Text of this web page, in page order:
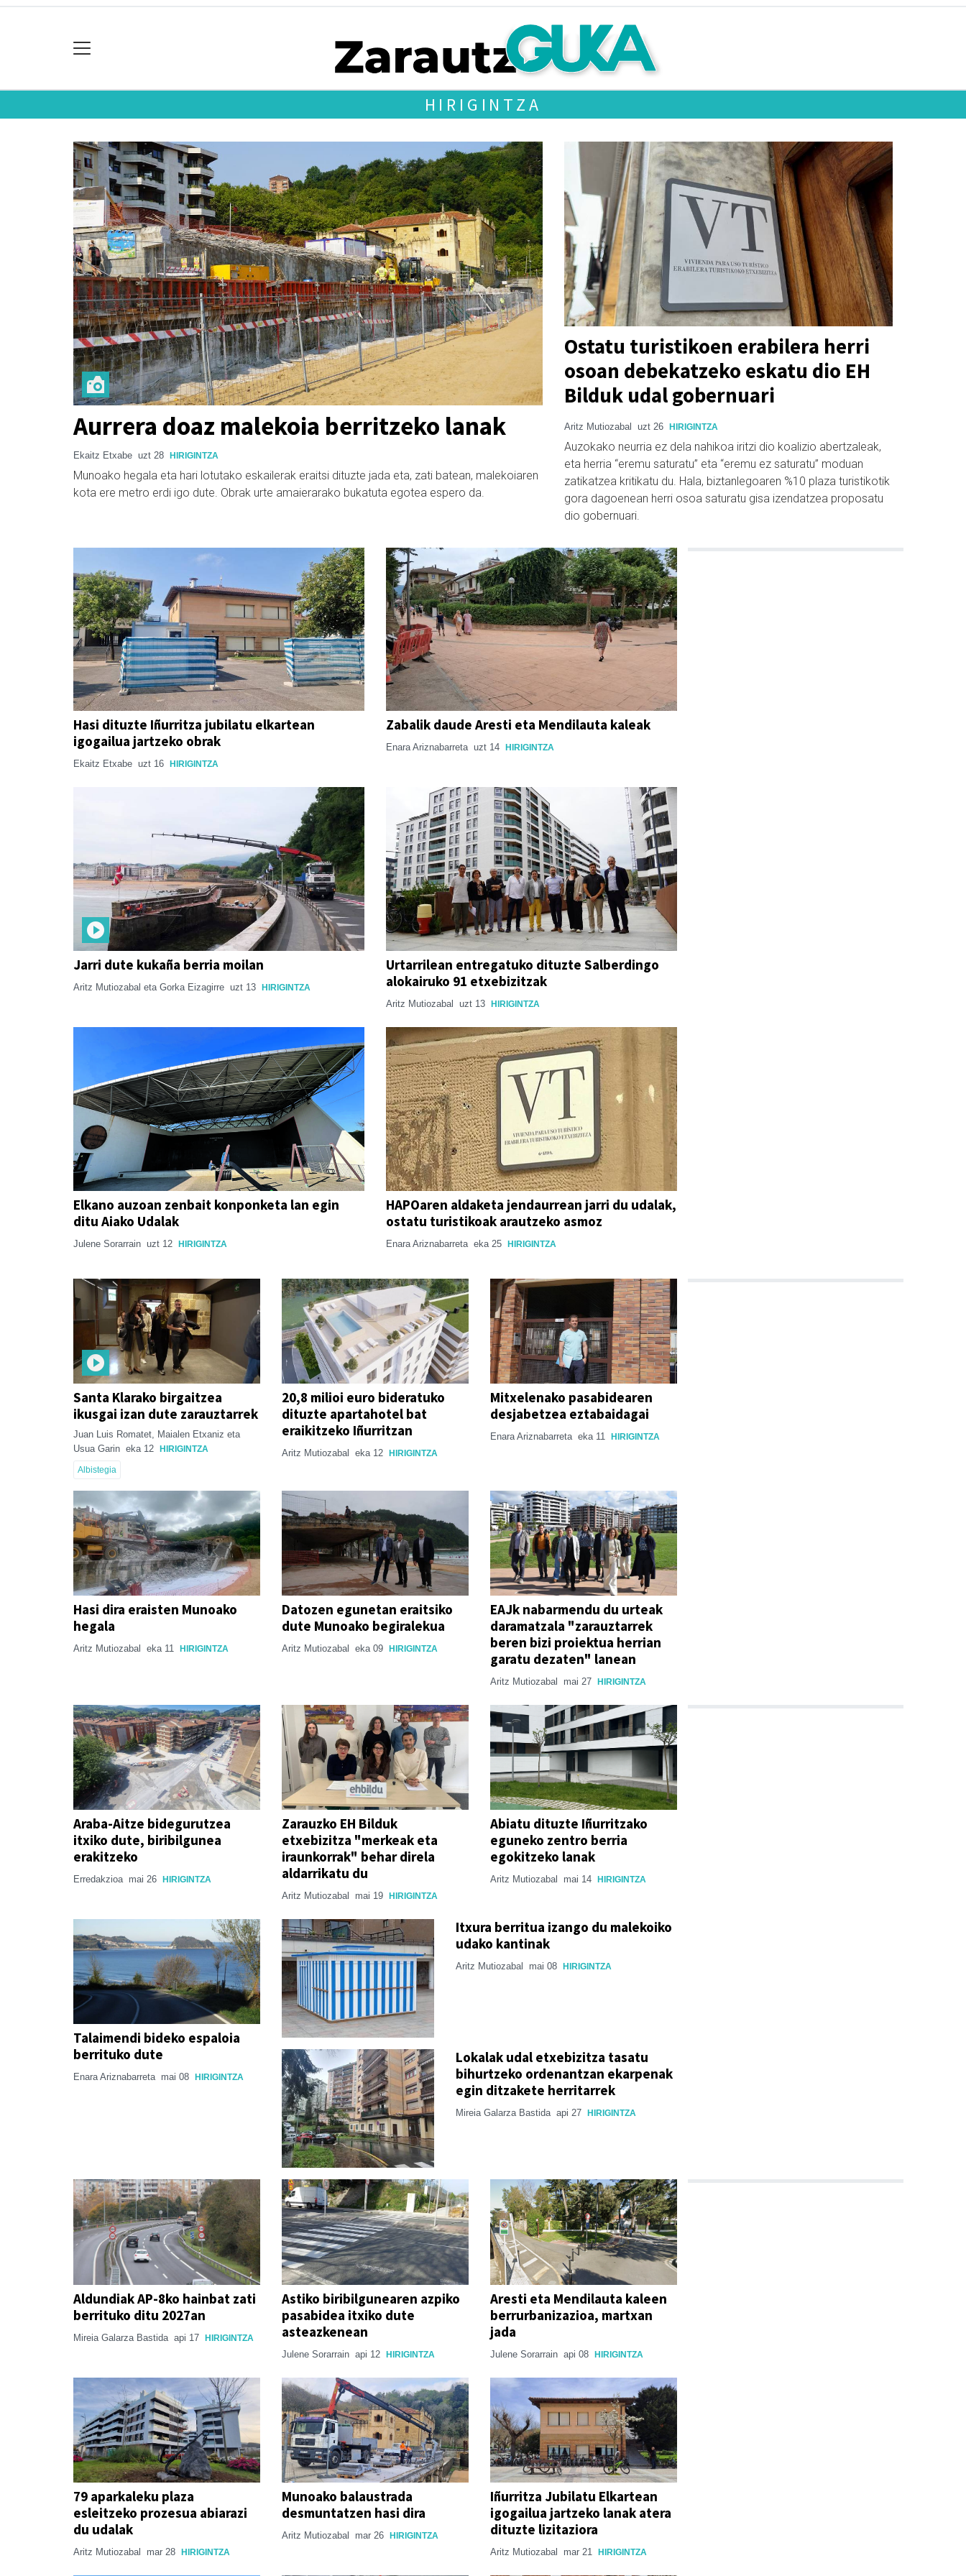
HIRIGINTZA
Aurrera doaz malekoia berritzeko lanak
Ekaitz Etxabe uzt 28 HIRIGINTZA
Munoako hegala eta hari lotutako eskailerak eraitsi dituzte jada eta, zati batean, malekoiaren
kota ere metro erdi igo dute. Obrak urte amaierarako bukatuta egotea espero da.
Ostatu turistikoen erabilera herri
osoan debekatzeko eskatu dio EH
Bilduk udal gobernuari
Aritz Mutiozabal uzt 26 HIRIGINTZA
Auzokako neurria ez dela nahikoa iritzi dio koalizio abertzaleak,
eta herria “eremu saturatu” eta “eremu ez saturatu” moduan
zatikatzea kritikatu du. Hala, biztanlegoaren %10 plaza turistikotik
gora dagoenean herri osoa saturatu gisa izendatzea proposatu
dio gobernuari.
Hasi dituzte Iñurritza jubilatu elkartean
igogailua jartzeko obrak
Ekaitz Etxabe uzt 16 HIRIGINTZA
Zabalik daude Aresti eta Mendilauta kaleak
Enara Ariznabarreta uzt 14 HIRIGINTZA
Jarri dute kukaña berria moilan
Aritz Mutiozabal eta Gorka Eizagirre uzt 13 HIRIGINTZA
Urtarrilean entregatuko dituzte Salberdingo
alokairuko 91 etxebizitzak
Aritz Mutiozabal uzt 13 HIRIGINTZA
Elkano auzoan zenbait konponketa lan egin
ditu Aiako Udalak
Julene Sorarrain uzt 12 HIRIGINTZA
HAPOaren aldaketa jendaurrean jarri du udalak,
ostatu turistikoak arautzeko asmoz
Enara Ariznabarreta eka 25 HIRIGINTZA
Santa Klarako birgaitzea
ikusgai izan dute zarauztarrek
Juan Luis Romatet, Maialen Etxaniz eta
Usua Garin eka 12 HIRIGINTZA
Albistegia
20,8 milioi euro bideratuko
dituzte apartahotel bat
eraikitzeko Iñurritzan
Aritz Mutiozabal eka 12 HIRIGINTZA
Mitxelenako pasabidearen
desjabetzea eztabaidagai
Enara Ariznabarreta eka 11 HIRIGINTZA
Hasi dira eraisten Munoako
hegala
Aritz Mutiozabal eka 11 HIRIGINTZA
Datozen egunetan eraitsiko
dute Munoako begiralekua
Aritz Mutiozabal eka 09 HIRIGINTZA
EAJk nabarmendu du urteak
daramatzala "zarauztarrek
beren bizi proiektua herrian
garatu dezaten" lanean
Aritz Mutiozabal mai 27 HIRIGINTZA
Araba-Aitze bidegurutzea
itxiko dute, biribilgunea
erakitzeko
Erredakzioa mai 26 HIRIGINTZA
Zarauzko EH Bilduk
etxebizitza "merkeak eta
iraunkorrak" behar direla
aldarrikatu du
Aritz Mutiozabal mai 19 HIRIGINTZA
Abiatu dituzte Iñurritzako
eguneko zentro berria
egokitzeko lanak
Aritz Mutiozabal mai 14 HIRIGINTZA
Talaimendi bideko espaloia
berrituko dute
Enara Ariznabarreta mai 08 HIRIGINTZA
Itxura berritua izango du malekoiko
udako kantinak
Aritz Mutiozabal mai 08 HIRIGINTZA
Lokalak udal etxebizitza tasatu
bihurtzeko ordenantzan ekarpenak
egin ditzakete herritarrek
Mireia Galarza Bastida api 27 HIRIGINTZA
Aldundiak AP-8ko hainbat zati
berrituko ditu 2027an
Mireia Galarza Bastida api 17 HIRIGINTZA
Astiko biribilgunearen azpiko
pasabidea itxiko dute
asteazkenean
Julene Sorarrain api 12 HIRIGINTZA
Aresti eta Mendilauta kaleen
berrurbanizazioa, martxan
jada
Julene Sorarrain api 08 HIRIGINTZA
79 aparkaleku plaza
esleitzeko prozesua abiarazi
du udalak
Aritz Mutiozabal mar 28 HIRIGINTZA
Munoako balaustrada
desmuntatzen hasi dira
Aritz Mutiozabal mar 26 HIRIGINTZA
Iñurritza Jubilatu Elkartean
igogailua jartzeko lanak atera
dituzte lizitaziora
Aritz Mutiozabal mar 21 HIRIGINTZA